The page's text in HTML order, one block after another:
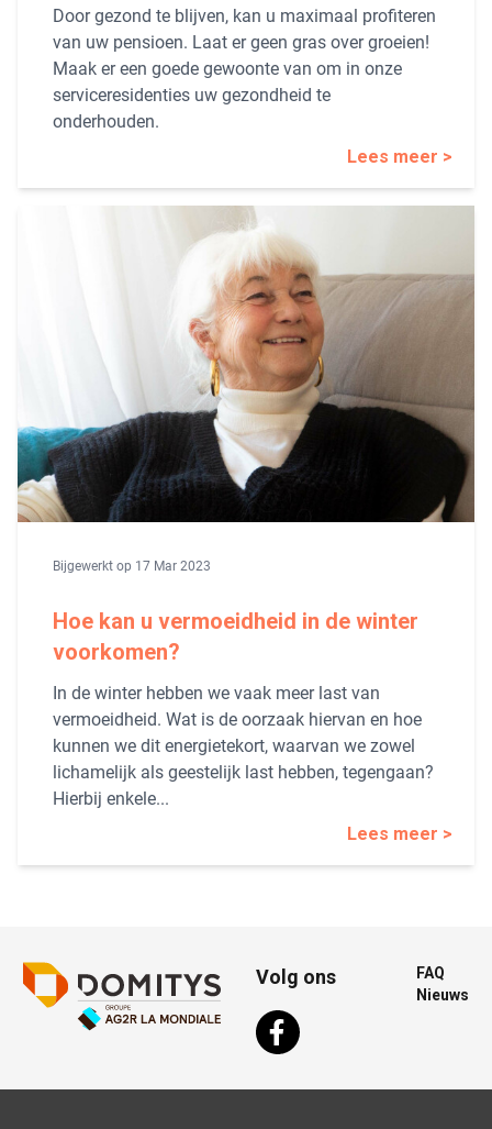
Door gezond te blijven, kan u maximaal profiteren
van uw pensioen. Laat er geen gras over groeien!
Maak er een goede gewoonte van om in onze
serviceresidenties uw gezondheid te
onderhouden.
Lees meer >
Bijgewerkt op 17 Mar 2023
Hoe kan u vermoeidheid in de winter
voorkomen?
In de winter hebben we vaak meer last van
vermoeidheid. Wat is de oorzaak hiervan en hoe
kunnen we dit energietekort, waarvan we zowel
lichamelijk als geestelijk last hebben, tegengaan?
Hierbij enkele...
Lees meer >
Volg ons
FAQ
Nieuws